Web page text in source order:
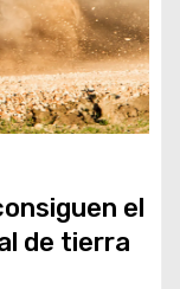
el
de tierra